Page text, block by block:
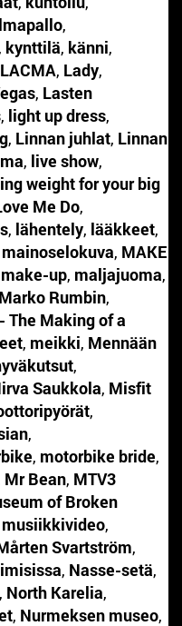
,
, kynttilä, känni,
LACMA, Lady,
, Lasten
, light up dress,
, Linnan juhlat, Linnan
, live show,
weight for your big
Me Do,
, lähentely, lääkkeet,
mainoselokuva, MAKE
make-up, maljajuoma,
Marko Rumbin,
The Making of a
, meikki, Mennään
,
Saukkola, Misfit
,
,
, motorbike bride,
Mr Bean, MTV3
of Broken
musiikkivideo,
Svartström,
, Nasse-setä,
, North Karelia,
, Nurmeksen museo,